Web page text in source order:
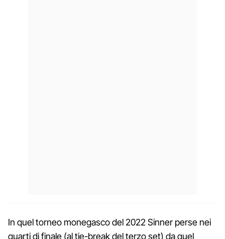
In quel torneo monegasco del 2022 Sinner perse nei
quarti di finale (al tie-break del terzo set) da quel